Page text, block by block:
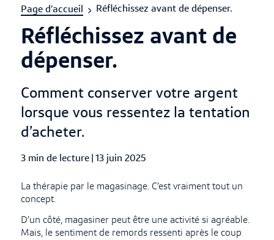
Page d’accueil Réfléchissez avant de dépenser.
Réfléchissez avant de
dépenser.
Comment conserver votre argent
lorsque vous ressentez la tentation
d’acheter.
3 min de lecture Published Date
13 juin 2025
La thérapie par le magasinage. C’est vraiment tout un
concept.
D’un côté, magasiner peut être une activité si agréable.
Mais, le sentiment de remords ressenti après le coup